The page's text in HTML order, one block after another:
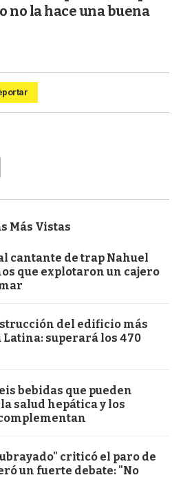
no la hace una buena
Más Vistas
cantante de trap Nahuel
que explotaron un cajero
del edificio más
superará los 470
bebidas que pueden
salud hepática y los
criticó el paro de
un fuerte debate: "No